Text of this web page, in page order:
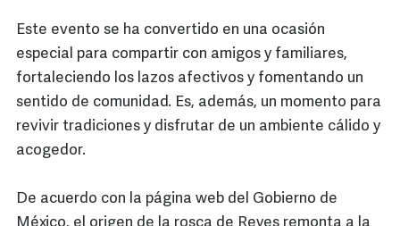
Este evento se ha convertido en una ocasión
especial para compartir con amigos y familiares,
fortaleciendo los lazos afectivos y fomentando un
sentido de comunidad. Es, además, un momento para
revivir tradiciones y disfrutar de un ambiente cálido y
acogedor.
De acuerdo con la página web del Gobierno de
México, el origen de la rosca de Reyes remonta a la